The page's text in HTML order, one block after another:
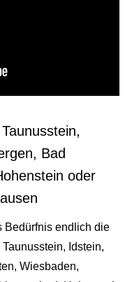
Bad
oder
Bedürfnis endlich die
Idstein,
Wiesbaden,